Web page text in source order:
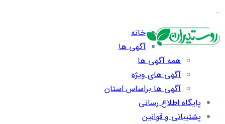
…
خانه
آگهی ها
همه آگهی ها
آگهی های ویژه
آگهی ها براساس استان
پایگاه اطلاع رسانی
پشتیبانی و قوانین